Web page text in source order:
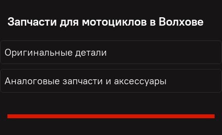
Запчасти для мотоциклов в Волхове
Оригинальные детали
Аналоговые запчасти и аксессуары